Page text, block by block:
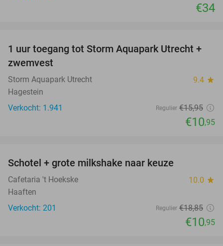
€34
31%
1 uur toegang tot Storm Aquapark Utrecht +
zwemvest
Storm Aquapark Utrecht 9.4 star
Hagestein
Verkocht: 1.941
Regulier €15,95
€10,95
Schotel + grote milkshake naar keuze
Cafetaria 't Hoekske 10.0 star
Haaften
Verkocht: 201
Regulier €18,85
€10,95